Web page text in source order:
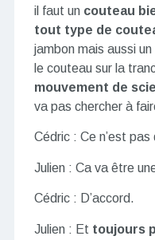
il faut un couteau
tout type de
jambon mais aussi
le couteau sur la
mouvement de scie
va pas chercher à
Cédric : Ce n’est
Julien : Ca va être
Cédric : D’accord.
Julien : Et toujours